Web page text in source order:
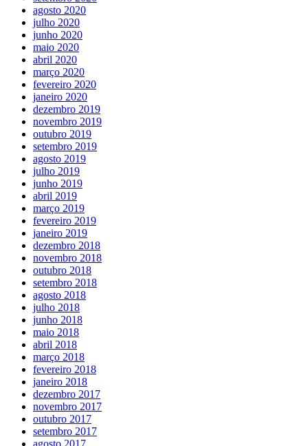
agosto 2020
julho 2020
junho 2020
maio 2020
abril 2020
março 2020
fevereiro 2020
janeiro 2020
dezembro 2019
novembro 2019
outubro 2019
setembro 2019
agosto 2019
julho 2019
junho 2019
abril 2019
março 2019
fevereiro 2019
janeiro 2019
dezembro 2018
novembro 2018
outubro 2018
setembro 2018
agosto 2018
julho 2018
junho 2018
maio 2018
abril 2018
março 2018
fevereiro 2018
janeiro 2018
dezembro 2017
novembro 2017
outubro 2017
setembro 2017
agosto 2017